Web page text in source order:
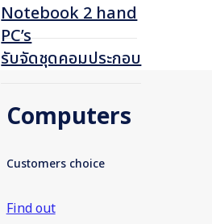
Notebook 2 hand
PC’s
รับจัดชุดคอมประกอบ
Computers
Customers choice
Find out